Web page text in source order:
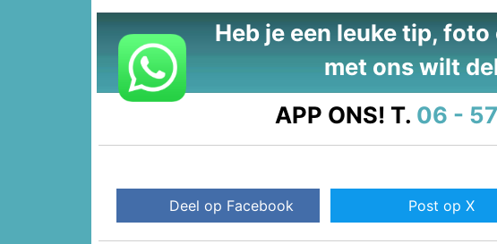
Heb je een leuke tip,
met ons wilt
APP ONS! T. 06 -
Deel op Facebook Post op X